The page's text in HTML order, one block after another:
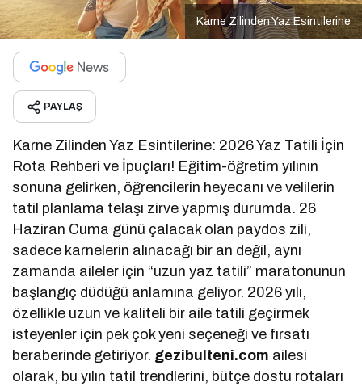
Karne Zilinden Yaz Esintilerine
PAYLAŞ
Karne Zilinden Yaz Esintilerine: 2026 Yaz Tatili İçin
Rota Rehberi ve İpuçları! Eğitim-öğretim yılının
sonuna gelirken, öğrencilerin heyecanı ve velilerin
tatil planlama telaşı zirve yapmış durumda. 26
Haziran Cuma günü çalacak olan paydos zili,
sadece karnelerin alınacağı bir an değil, aynı
zamanda aileler için “uzun yaz tatili” maratonunun
başlangıç düdüğü anlamına geliyor. 2026 yılı,
özellikle uzun ve kaliteli bir aile tatili geçirmek
isteyenler için pek çok yeni seçeneği ve fırsatı
beraberinde getiriyor. gezibulteni.com ailesi
olarak, bu yılın tatil trendlerini, bütçe dostu rotaları